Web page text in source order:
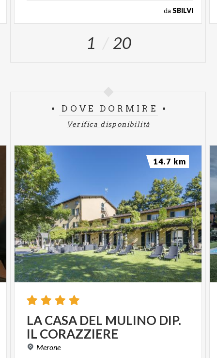
da SBILVI
1 20
DOVE DORMIRE
Verifica disponibilità
LACASA DEL MULINO DIP.
IL CORAZZIERE
Merone
14.7 km